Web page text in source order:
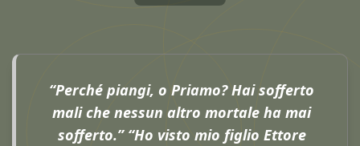
“Perché piangi, o Priamo? Hai sofferto
mali che nessun altro mortale ha mai
sofferto.” “Ho visto mio figlio Ettore